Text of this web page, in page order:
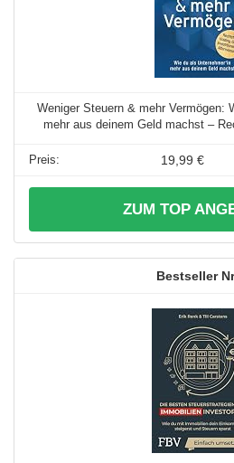
Weniger Steuern & mehr Vermögen:
mehr aus deinem Geld machst –
19,99 €
ZUM TOP